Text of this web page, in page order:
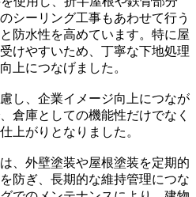
シーリング工事もあわせて行う
防水性を高めています。特に屋
けやすいため、丁寧な下地処理
上につなげました。
し、企業イメージ向上につなが
倉庫としての機能性だけでなく
上がりとなりました。
、外壁塗装や屋根塗装を定期的
防ぎ、長期的な維持管理につな